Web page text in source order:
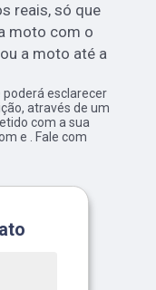
reais, só que
moto com o
a moto até a
esclarecer
através de um
com a sua
e . Fale com